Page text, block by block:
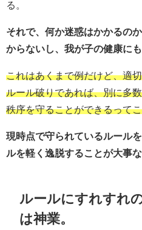
る。
それで、何か迷惑はかかるの
からないし、我が子の健康に
これはあくまで例だけど、適
ルール破りであれば、別に多
秩序を守ることができるって
現時点で守られているルール
ルを軽く逸脱することが大事な
ルールにすれすれ
は神業。